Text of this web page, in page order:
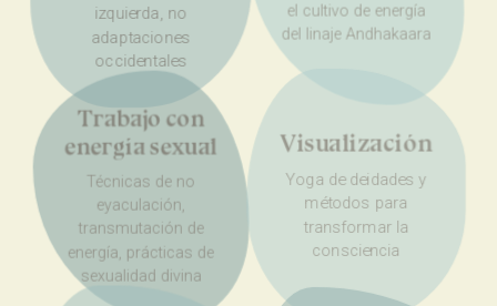
izquierda, no
adaptaciones
occidentales
el cultivo de energía
del linaje Andhakaara
Trabajo con
energía sexual
Técnicas de no
eyaculación,
transmutación de
energía, prácticas de
sexualidad divina
Visualización
Yoga de deidades y
métodos para
transformar la
consciencia